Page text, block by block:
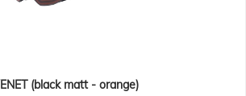
(black matt - orange)